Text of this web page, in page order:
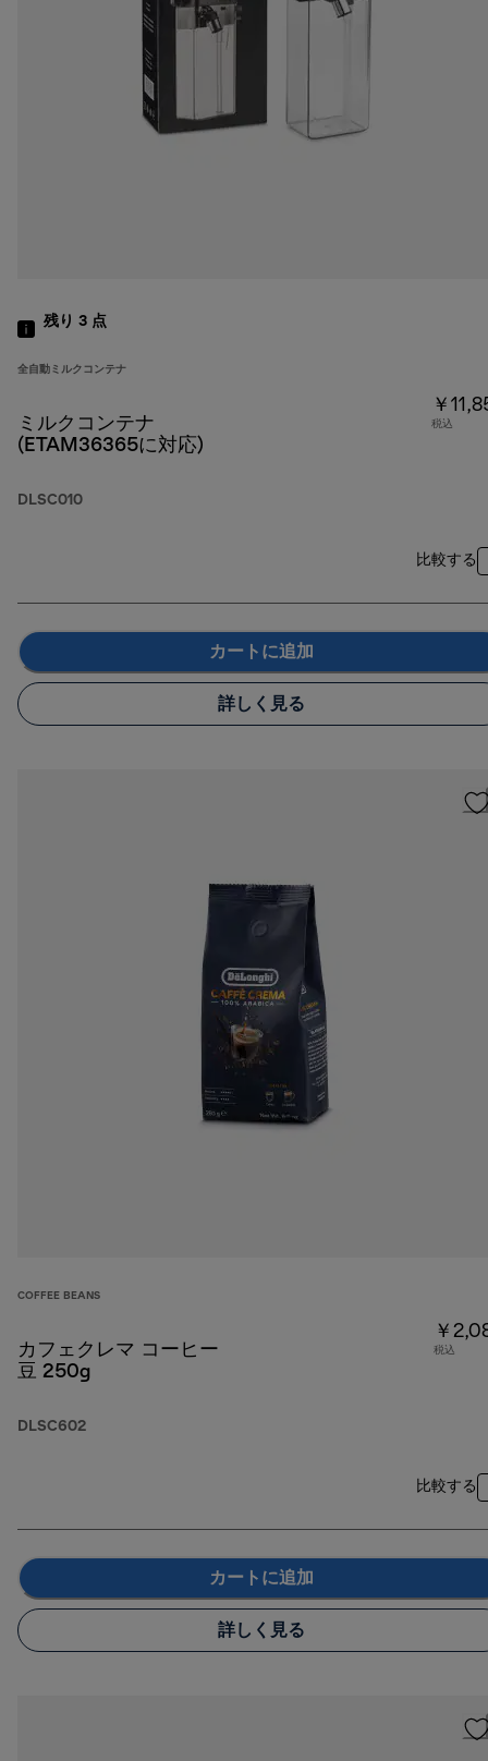
残り 3 点
全自動ミルクコンテナ
ミルクコンテナ
(ETAM36365に対応)
DLSC010
￥
税込
比較する
カートに追加
詳しく見る
COFFEE BEANS
カフェクレマ コーヒー
豆 250g
DLSC602
￥
税込
比較する
カートに追加
詳しく見る